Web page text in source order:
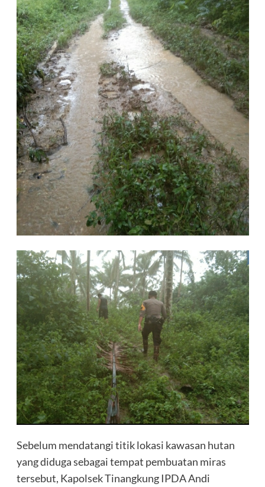
Sebelum mendatangi titik lokasi kawasan hutan
yang diduga sebagai tempat pembuatan miras
tersebut, Kapolsek Tinangkung IPDA Andi